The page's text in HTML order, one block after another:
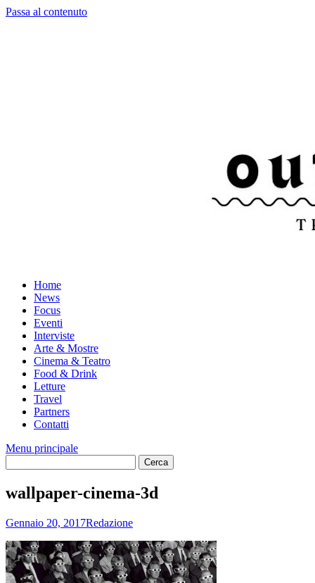
Passa al contenuto
Home
News
Focus
Eventi
Interviste
Arte & Mostre
Cinema & Teatro
Food & Drink
Letture
Travel
Partners
Contatti
Menu principale
wallpaper-cinema-3d
Gennaio 20, 2017Redazione